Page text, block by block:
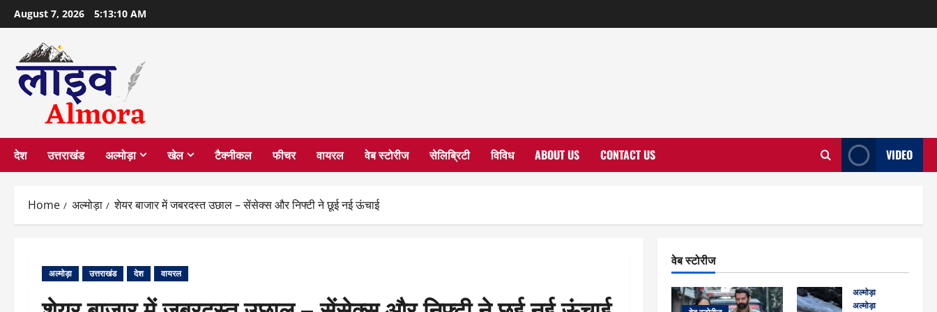
Skip
to
content
August 7, 2026 5:13:11 AM
देश उत्तराखंड अल्मोड़ा खेल टैक्नीकल फीचर वायरल वेब स्टोरीज सेलिब्रिटी विविध ABOUT US CONTACT US VIDEO
Home अल्मोड़ा शेयर बाजार में जबरदस्त उछाल – सेंसेक्स और निफ्टी ने छूई नई ऊंचाई
अल्मोड़ा उत्तराखंड देश वायरल
वेब स्टोरीज
अल्मोड़ा
अल्मोड़ा और इतिहास